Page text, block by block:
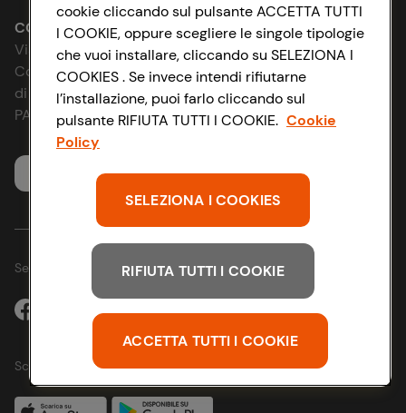
Accessibilità
D&I e Parità di Genere
Strategia Fiscale
Le cooperative
News & Approfondimenti
Richiami prodotto
Whistleblowing
CONAD SOCIETÀ COOPERATIVA
Via Michelino, 59 | 40127 BOLOGNA
Codice Fiscale e Registro Imprese
di Bologna 00865960157
PARTITA IVA 03320960374
Servizio clienti
Seguici sui Social:
Scarica l'app
cookie cliccando sul pulsante ACCETTA TUTTI
I COOKIE, oppure scegliere le singole tipologie
che vuoi installare, cliccando su SELEZIONA I
COOKIES . Se invece intendi rifiutarne
l’installazione, puoi farlo cliccando sul
pulsante RIFIUTA TUTTI I COOKIE. Cookie
Policy
SELEZIONA I COOKIES
RIFIUTA TUTTI I COOKIE
ACCETTA TUTTI I COOKIE